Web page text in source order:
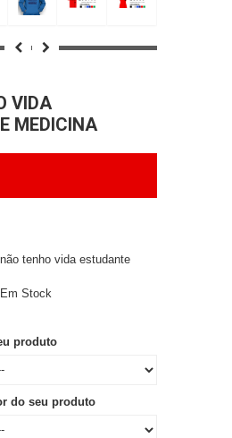
VIDA
MEDICINA
não tenho vida estudante
Stock
produto
do seu produto